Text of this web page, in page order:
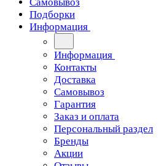
Подборки
Информация
Информация
Контакты
Доставка
Самовывоз
Гарантия
Заказ и оплата
Персональный раздел
Бренды
Акции